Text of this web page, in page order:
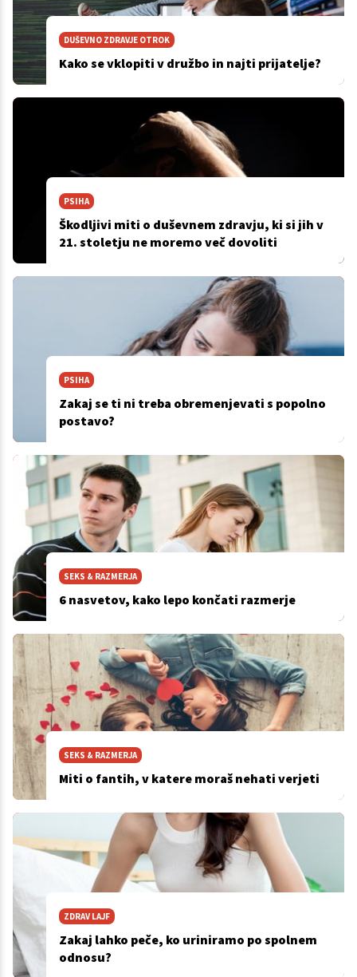
DUŠEVNO ZDRAVJE OTROK
Kako se vklopiti v družbo in najti prijatelje?
PSIHA
Škodljivi miti o duševnem zdravju, ki si jih v
21. stoletju ne moremo več dovoliti
PSIHA
Zakaj se ti ni treba obremenjevati s popolno
postavo?
SEKS & RAZMERJA
6 nasvetov, kako lepo končati razmerje
SEKS & RAZMERJA
Miti o fantih, v katere moraš nehati verjeti
ZDRAV LAJF
Zakaj lahko peče, ko uriniramo po spolnem
odnosu?